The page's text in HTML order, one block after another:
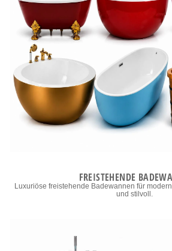
FREISTEHENDE
Luxuriöse freistehende Badewannen für
und stilvoll.